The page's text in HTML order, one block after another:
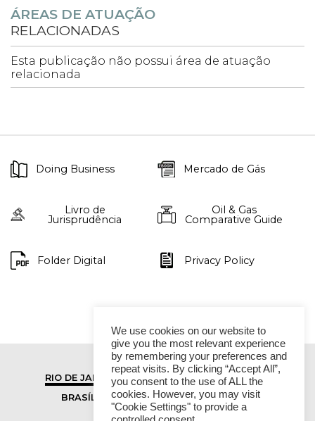
ÁREAS DE ATUAÇÃO
RELACIONADAS
Esta publicação não possui área de atuação
relacionada
Doing Business Mercado de Gás
Livro de
Jurisprudência
Oil & Gas
Comparative Guide
Folder Digital Privacy Policy
RIO DE JANEIRO
SÃO PAULO
BRASÍLIA
VITÓRIA
We use cookies on our website to
give you the most relevant experience
by remembering your preferences and
repeat visits. By clicking “Accept All”,
you consent to the use of ALL the
cookies. However, you may visit
"Cookie Settings" to provide a